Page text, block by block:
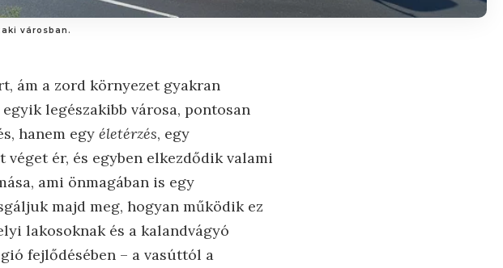
városban.
ám a zord környezet gyakran
legészakibb városa, pontosan
hanem egy életérzés, egy
ér, és egyben elkezdődik valami
ami önmagában is egy
majd meg, hogyan működik ez
lakosoknak és a kalandvágyó
fejlődésében – a vasúttól a